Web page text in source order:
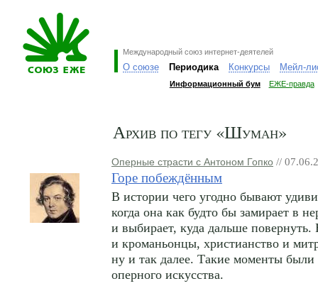
Международный союз интернет-деятелей
О союзе Периодика Конкурсы Мейл-
Информационный бум ЕЖЕ-правда
Архив по тегу «Шуман»
Оперные страсти с Антоном Гопко //
Горе побеждённым
В истории чего угодно бывают
когда она как будто бы замирает в
и выбирает, куда дальше повернуть.
и кроманьонцы, христианство и
ну и так далее. Такие моменты
оперного искусства.